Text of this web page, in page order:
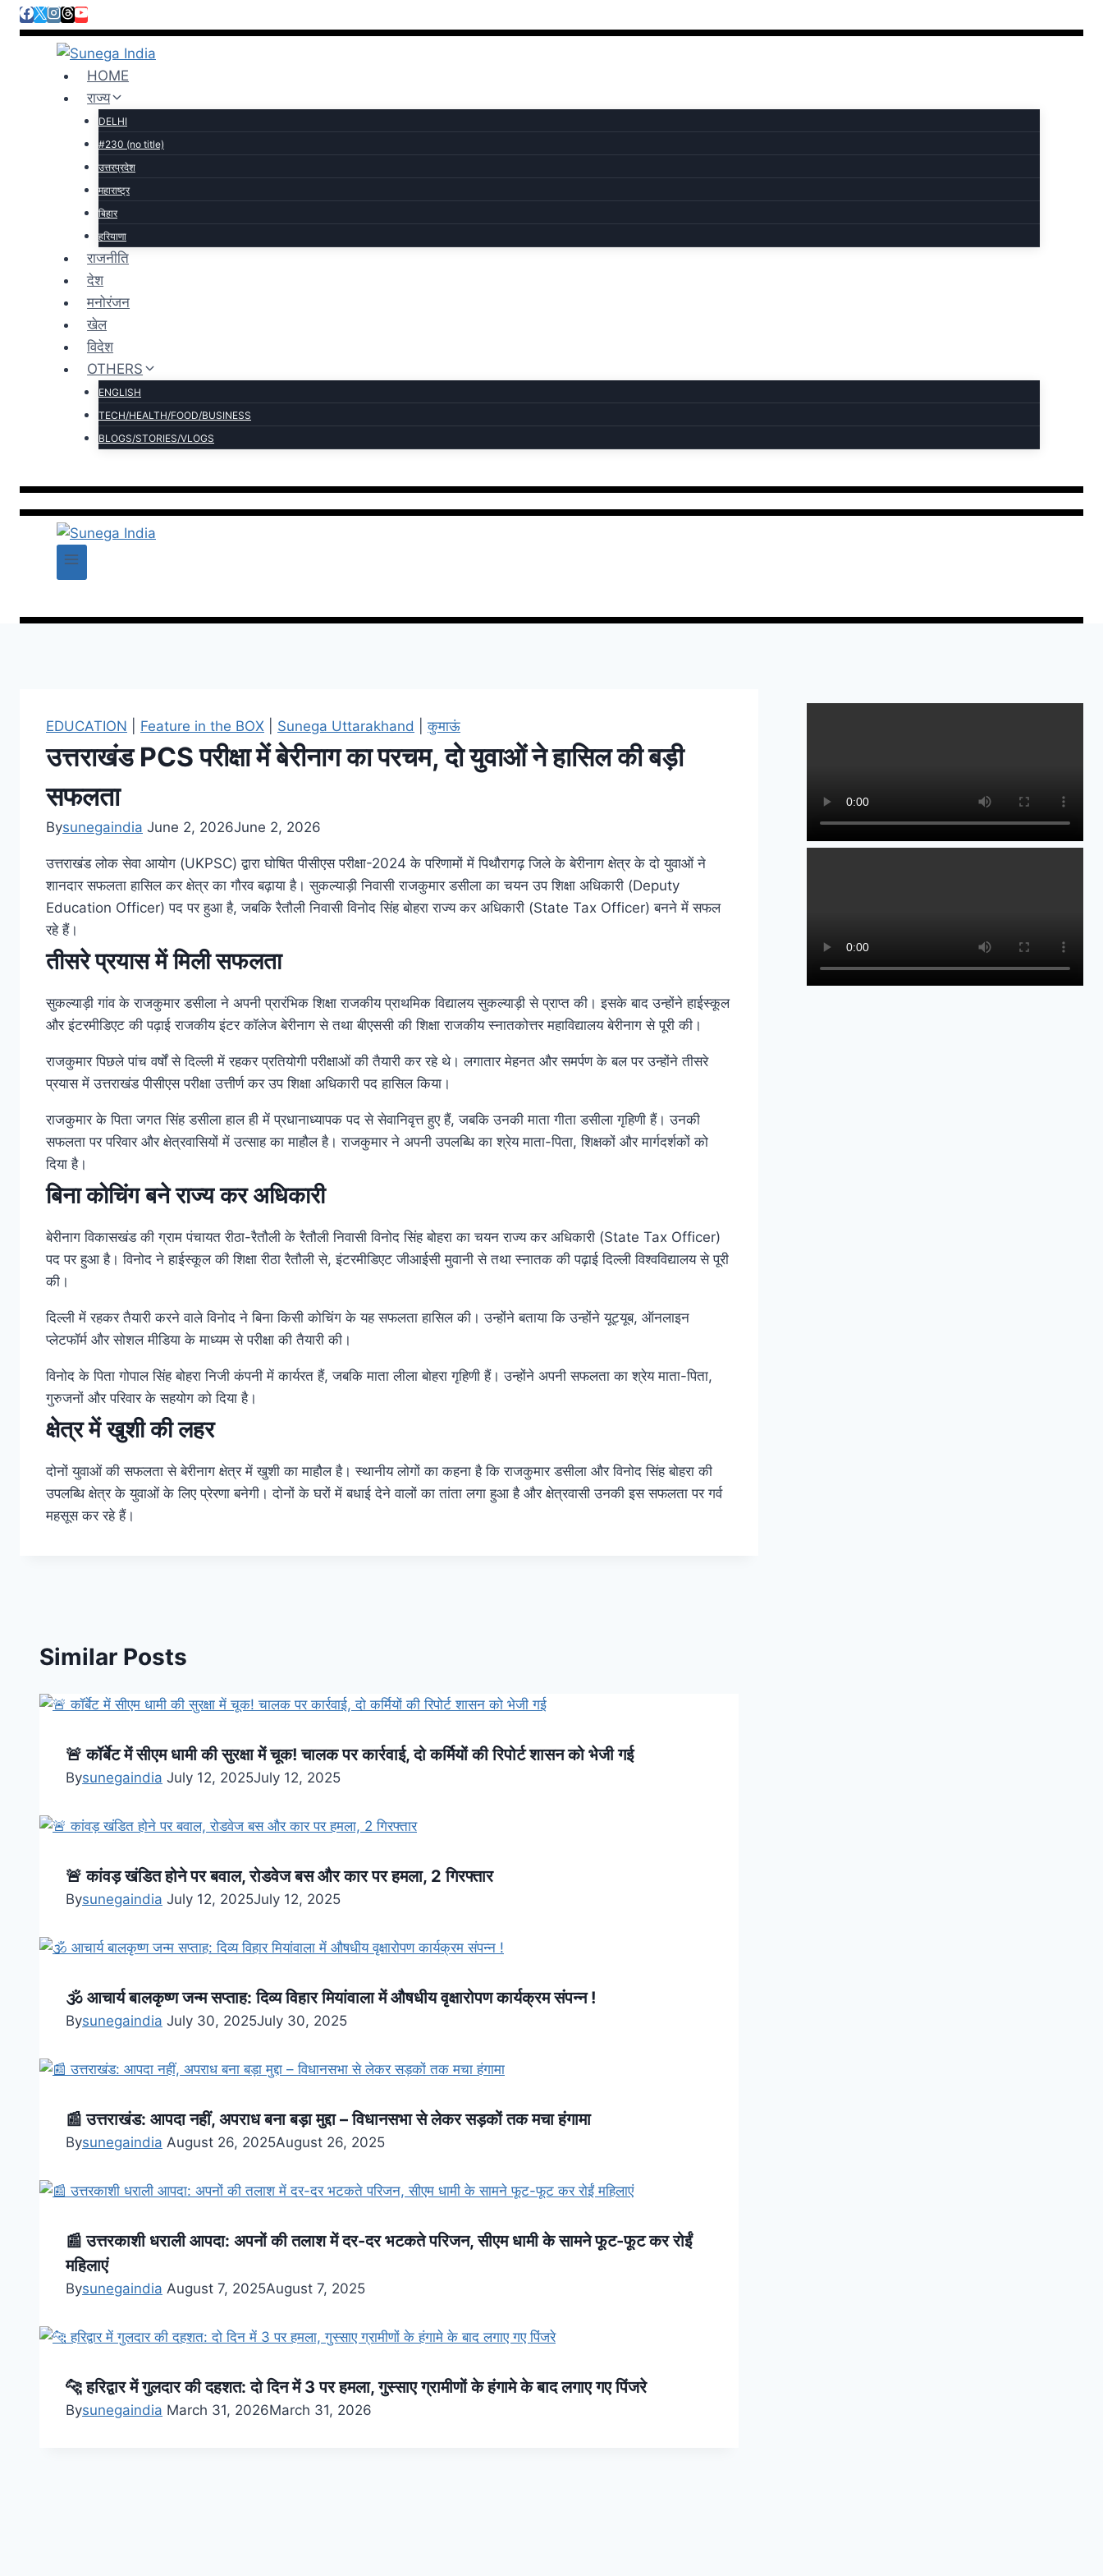
HOME
राज्य
DELHI
#230 (no title)
उत्तरप्रदेश
महाराष्ट्र
बिहार
हरियाणा
राजनीति
देश
मनोरंजन
खेल
विदेश
OTHERS
ENGLISH
TECH/HEALTH/FOOD/BUSINESS
BLOGS/STORIES/VLOGS
EDUCATION Feature in the BOX Sunega Uttarakhand |कुमाऊं
उत्तराखंड PCS परीक्षा में बेरीनाग का परचम, दो युवाओं ने हासिल की बड़ी
सफलता
Bysunegaindia June 2, 2026June 2, 2026
उत्तराखंड लोक सेवा आयोग (UKPSC) द्वारा घोषित पीसीएस परीक्षा-2024 के परिणामों में पिथौरागढ़ जिले के बेरीनाग क्षेत्र के दो युवाओं ने
शानदार सफलता हासिल कर क्षेत्र का गौरव बढ़ाया है। सुकल्याड़ी निवासी राजकुमार डसीला का चयन उप शिक्षा अधिकारी (Deputy
Education Officer) पद पर हुआ है, जबकि रैतौली निवासी विनोद सिंह बोहरा राज्य कर अधिकारी (State Tax Officer) बनने में सफल
रहे हैं।
तीसरे प्रयास में मिली सफलता
सुकल्याड़ी गांव के राजकुमार डसीला ने अपनी प्रारंभिक शिक्षा राजकीय प्राथमिक विद्यालय सुकल्याड़ी से प्राप्त की। इसके बाद उन्होंने हाईस्कूल
और इंटरमीडिएट की पढ़ाई राजकीय इंटर कॉलेज बेरीनाग से तथा बीएससी की शिक्षा राजकीय स्नातकोत्तर महाविद्यालय बेरीनाग से पूरी की।
राजकुमार पिछले पांच वर्षों से दिल्ली में रहकर प्रतियोगी परीक्षाओं की तैयारी कर रहे थे। लगातार मेहनत और समर्पण के बल पर उन्होंने तीसरे
प्रयास में उत्तराखंड पीसीएस परीक्षा उत्तीर्ण कर उप शिक्षा अधिकारी पद हासिल किया।
राजकुमार के पिता जगत सिंह डसीला हाल ही में प्रधानाध्यापक पद से सेवानिवृत्त हुए हैं, जबकि उनकी माता गीता डसीला गृहिणी हैं। उनकी
सफलता पर परिवार और क्षेत्रवासियों में उत्साह का माहौल है। राजकुमार ने अपनी उपलब्धि का श्रेय माता-पिता, शिक्षकों और मार्गदर्शकों को
दिया है।
बिना कोचिंग बने राज्य कर अधिकारी
बेरीनाग विकासखंड की ग्राम पंचायत रीठा-रैतौली के रैतौली निवासी विनोद सिंह बोहरा का चयन राज्य कर अधिकारी (State Tax Officer)
पद पर हुआ है। विनोद ने हाईस्कूल की शिक्षा रीठा रैतौली से, इंटरमीडिएट जीआईसी मुवानी से तथा स्नातक की पढ़ाई दिल्ली विश्वविद्यालय से पूरी
की।
दिल्ली में रहकर तैयारी करने वाले विनोद ने बिना किसी कोचिंग के यह सफलता हासिल की। उन्होंने बताया कि उन्होंने यूट्यूब, ऑनलाइन
प्लेटफॉर्म और सोशल मीडिया के माध्यम से परीक्षा की तैयारी की।
विनोद के पिता गोपाल सिंह बोहरा निजी कंपनी में कार्यरत हैं, जबकि माता लीला बोहरा गृहिणी हैं। उन्होंने अपनी सफलता का श्रेय माता-पिता,
गुरुजनों और परिवार के सहयोग को दिया है।
क्षेत्र में खुशी की लहर
दोनों युवाओं की सफलता से बेरीनाग क्षेत्र में खुशी का माहौल है। स्थानीय लोगों का कहना है कि राजकुमार डसीला और विनोद सिंह बोहरा की
उपलब्धि क्षेत्र के युवाओं के लिए प्रेरणा बनेगी। दोनों के घरों में बधाई देने वालों का तांता लगा हुआ है और क्षेत्रवासी उनकी इस सफलता पर गर्व
महसूस कर रहे हैं।
Similar Posts
🚨 कॉर्बेट में सीएम धामी की सुरक्षा में चूक! चालक पर कार्रवाई, दो कर्मियों की रिपोर्ट शासन को भेजी गई
Bysunegaindia July 12, 2025July 12, 2025
🚨 कांवड़ खंडित होने पर बवाल, रोडवेज बस और कार पर हमला, 2 गिरफ्तार
Bysunegaindia July 12, 2025July 12, 2025
🕉️ आचार्य बालकृष्ण जन्म सप्ताह: दिव्य विहार मियांवाला में औषधीय वृक्षारोपण कार्यक्रम संपन्न !
Bysunegaindia July 30, 2025July 30, 2025
📰 उत्तराखंड: आपदा नहीं, अपराध बना बड़ा मुद्दा – विधानसभा से लेकर सड़कों तक मचा हंगामा
Bysunegaindia August 26, 2025August 26, 2025
📰 उत्तरकाशी धराली आपदा: अपनों की तलाश में दर-दर भटकते परिजन, सीएम धामी के सामने फूट-फूट कर रोईं
महिलाएं
Bysunegaindia August 7, 2025August 7, 2025
🐆 हरिद्वार में गुलदार की दहशत: दो दिन में 3 पर हमला, गुस्साए ग्रामीणों के हंगामे के बाद लगाए गए पिंजरे
Bysunegaindia March 31, 2026March 31, 2026